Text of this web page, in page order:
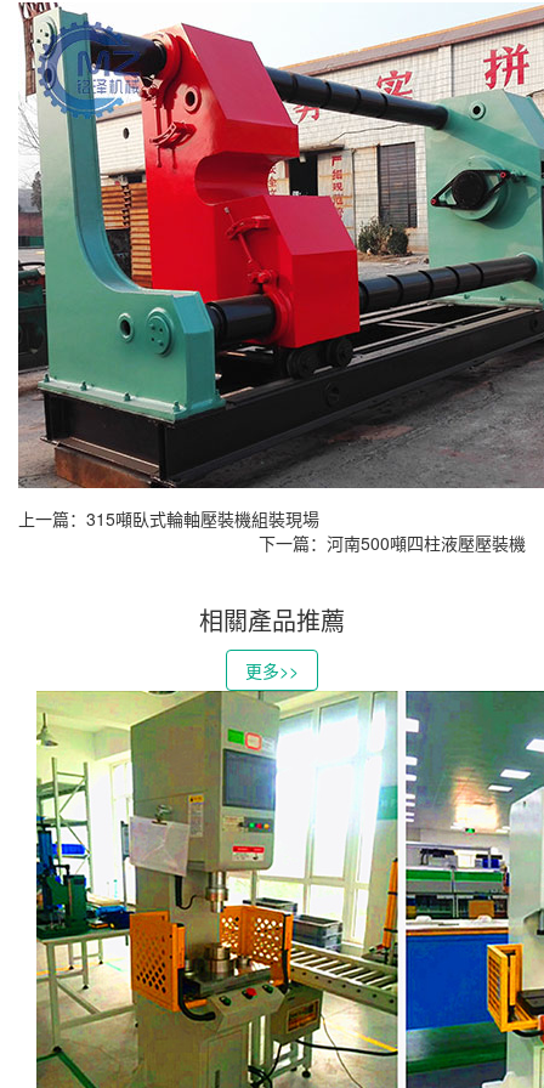
上一篇： 315噸臥式輪軸壓裝機組裝現場
下一篇： 河南500噸四柱液壓壓裝機
相關產品推薦
更多>>